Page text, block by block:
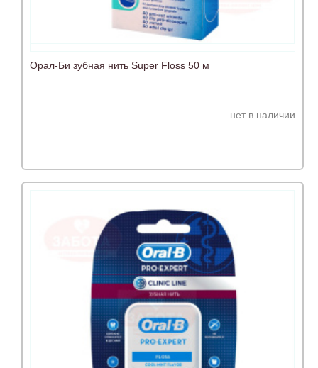
Орал-Би зубная нить Super Floss 50 м
нет в наличии